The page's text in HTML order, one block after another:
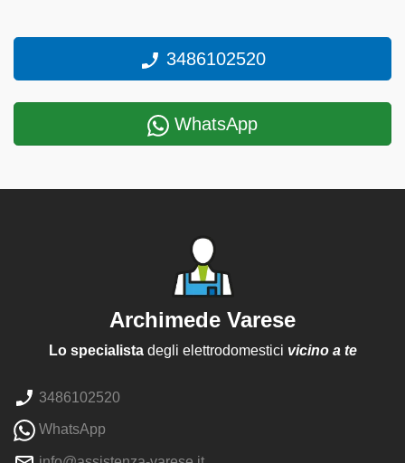
3486102520
WhatsApp
Archimede Varese
Lo specialistadegli elettrodomestici vicino a te
3486102520
WhatsApp